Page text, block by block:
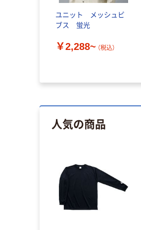
ユニット メッシュビ
ブス 蛍光
￥2,288~ （税込）
人気の商品